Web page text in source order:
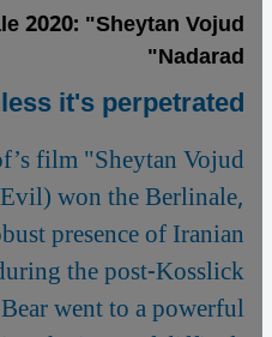
2020: "Sheytan Vojud
Nadarad"
it's perpetrated
film "Sheytan Vojud
won the Berlinale,
presence of Iranian
the post-Kosslick
went to a powerful